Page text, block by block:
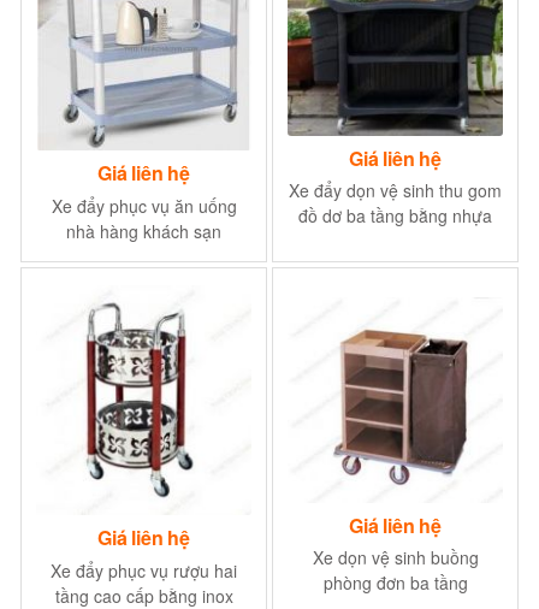
Giá liên hệ
Xe đẩy phục vụ ăn uống
nhà hàng khách sạn
Giá liên hệ
Xe đẩy dọn vệ sinh thu gom
đồ dơ ba tầng bằng nhựa
Giá liên hệ
Xe đẩy phục vụ rượu hai
tầng cao cấp bằng inox
Giá liên hệ
Xe dọn vệ sinh buồng
phòng đơn ba tầng